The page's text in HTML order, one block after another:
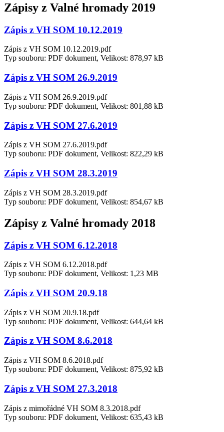
Zápisy z Valné hromady 2019
Zápis z VH SOM 10.12.2019
Zápis z VH SOM 10.12.2019.pdf
Typ souboru: PDF dokument, Velikost: 878,97 kB
Zápis z VH SOM 26.9.2019
Zápis z VH SOM 26.9.2019.pdf
Typ souboru: PDF dokument, Velikost: 801,88 kB
Zápis z VH SOM 27.6.2019
Zápis z VH SOM 27.6.2019.pdf
Typ souboru: PDF dokument, Velikost: 822,29 kB
Zápis z VH SOM 28.3.2019
Zápis z VH SOM 28.3.2019.pdf
Typ souboru: PDF dokument, Velikost: 854,67 kB
Zápisy z Valné hromady 2018
Zápis z VH SOM 6.12.2018
Zápis z VH SOM 6.12.2018.pdf
Typ souboru: PDF dokument, Velikost: 1,23 MB
Zápis z VH SOM 20.9.18
Zápis z VH SOM 20.9.18.pdf
Typ souboru: PDF dokument, Velikost: 644,64 kB
Zápis z VH SOM 8.6.2018
Zápis z VH SOM 8.6.2018.pdf
Typ souboru: PDF dokument, Velikost: 875,92 kB
Zápis z VH SOM 27.3.2018
Zápis z mimořádné VH SOM 8.3.2018.pdf
Typ souboru: PDF dokument, Velikost: 635,43 kB